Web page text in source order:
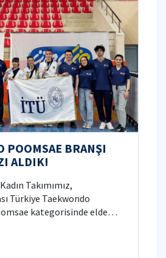
POOMSAE BRANŞI
ALDIK!
Takımımız,
Türkiye Taekwondo
kategorisinde elde